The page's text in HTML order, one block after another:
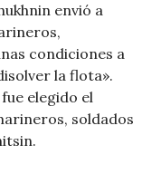
envió a
condiciones a
la flota».
elegido el
soldados